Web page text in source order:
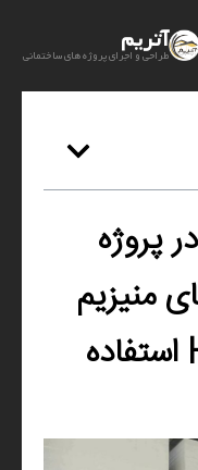
آتریم
طراحی و اجرای پروژه های ساختمانی
پروژه‌
منیزیم
اکسید HB BOARD استفاده